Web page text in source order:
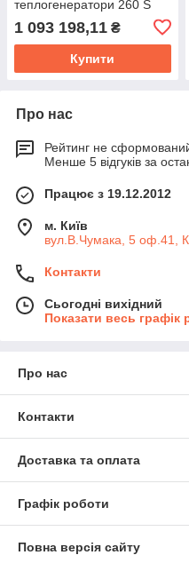
теплогенератори 260 S
1 093 198,11 ₴
Купити
Про нас
Рейтинг не
Менше 5 відгуків за
Працює з 19.12.2012
м. Київ
вул.В.Чумака, 5 оф.41,
Контакти
Сьогодні вихідний
Показати весь графік
Про нас
Контакти
Доставка та оплата
Графік роботи
Повна версія сайту